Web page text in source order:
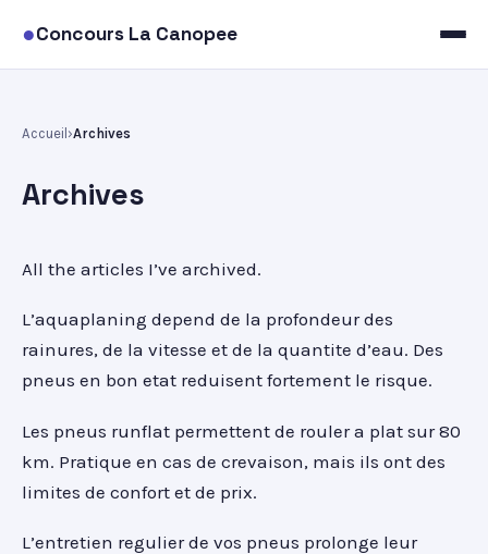
●Concours La Canopee
Accueil Archives
Archives
All the articles I’ve archived.
L’aquaplaning depend de la profondeur des
rainures, de la vitesse et de la quantite d’eau. Des
pneus en bon etat reduisent fortement le risque.
Les pneus runflat permettent de rouler a plat sur 80
km. Pratique en cas de crevaison, mais ils ont des
limites de confort et de prix.
L’entretien regulier de vos pneus prolonge leur